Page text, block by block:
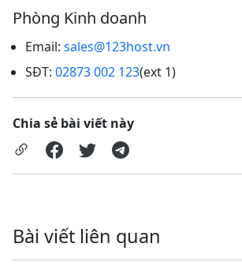
Phòng Kinh doanh
Email: sales@123host.vn
SĐT: 02873 002 123(ext 1)
Chia sẻ bài viết này
Bài viết liên quan